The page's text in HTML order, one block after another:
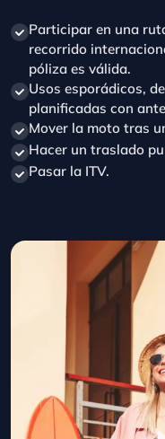
póliza es válida.
Usos esporádicos,
planificadas con
Mover la moto tras
Hacer un traslado
Pasar la ITV.